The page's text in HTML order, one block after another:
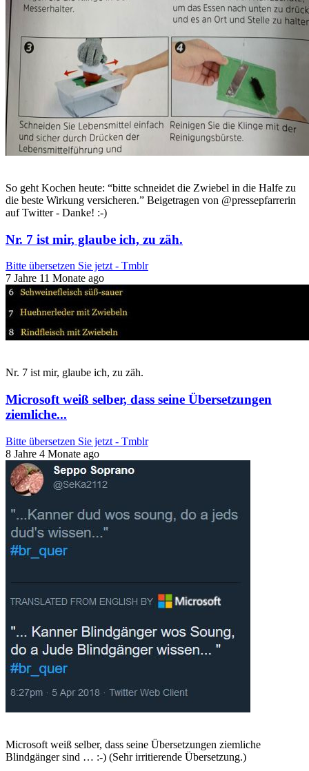
So geht Kochen heute: “bitte schneidet die Zwiebel in die Halfe zu
die beste Wirkung versicheren.” Beigetragen von @pressepfarrerin
auf Twitter - Danke! :-)
Nr. 7 ist mir, glaube ich, zu zäh.
Bitte übersetzen Sie jetzt - Tmblr
7 Jahre 11 Monate ago
Nr. 7 ist mir, glaube ich, zu zäh.
Microsoft weiß selber, dass seine Übersetzungen
ziemliche...
Bitte übersetzen Sie jetzt - Tmblr
8 Jahre 4 Monate ago
Microsoft weiß selber, dass seine Übersetzungen ziemliche
Blindgänger sind … :-) (Sehr irritierende Übersetzung.)